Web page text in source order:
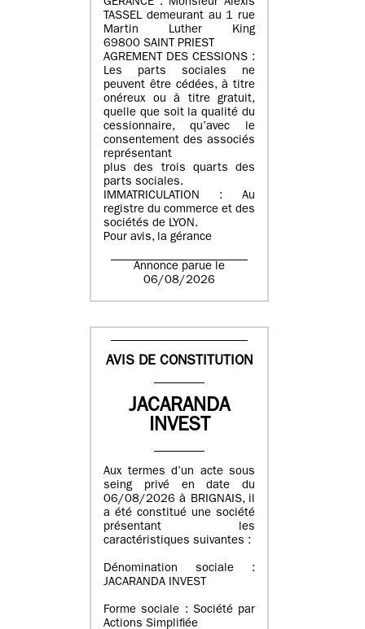
GERANCE : Monsieur Alexis
TASSEL demeurant au 1 rue
Martin Luther King
69800 SAINT PRIEST
AGREMENT DES CESSIONS :
Les parts sociales ne
peuvent être cédées, à titre
onéreux ou à titre gratuit,
quelle que soit la qualité du
cessionnaire, qu’avec le
consentement des associés
représentant
plus des trois quarts des
parts sociales.
IMMATRICULATION : Au
registre du commerce et des
sociétés de LYON.
Pour avis, la gérance
Annonce parue le
06/08/2026
AVIS DE CONSTITUTION
JACARANDA
INVEST
Aux termes d’un acte sous
seing privé en date du
06/08/2026 à BRIGNAIS, il
a été constitué une société
présentant les
caractéristiques suivantes :
Dénomination sociale :
JACARANDA INVEST
Forme sociale : Société par
Actions Simplifiée